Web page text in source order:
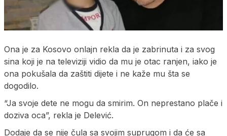
Ona je za Kosovo onlajn rekla da je zabrinuta i za svog
sina koji je na televiziji vidio da mu je otac ranjen, iako je
ona pokušala da zaštiti dijete i ne kaže mu šta se
dogodilo.
“Ja svoje dete ne mogu da smirim. On neprestano plače i
doziva oca”, rekla je Delević.
Dodaje da se nije čula sa svojim suprugom i da će sa